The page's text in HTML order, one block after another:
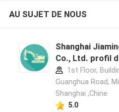
AU SUJET DE NOUS
Shanghai
Co., Ltd. profil
1st Floor,
Guanghua Road,
Shanghai ,Chine
5.0